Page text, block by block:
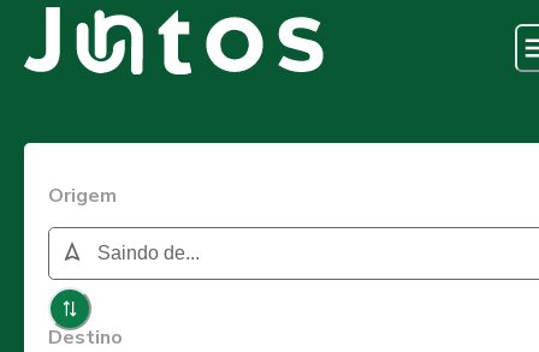
Origem
Destino